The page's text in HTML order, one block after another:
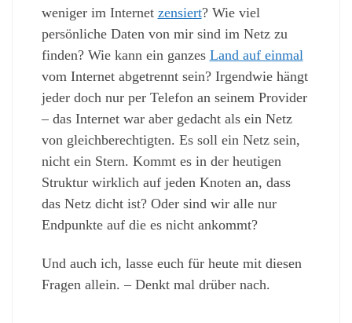
weniger im Internet zensiert? Wie viel
persönliche Daten von mir sind im Netz zu
finden? Wie kann ein ganzes Land auf einmal
vom Internet abgetrennt sein? Irgendwie hängt
jeder doch nur per Telefon an seinem Provider
– das Internet war aber gedacht als ein Netz
von gleichberechtigten. Es soll ein Netz sein,
nicht ein Stern. Kommt es in der heutigen
Struktur wirklich auf jeden Knoten an, dass
das Netz dicht ist? Oder sind wir alle nur
Endpunkte auf die es nicht ankommt?
Und auch ich, lasse euch für heute mit diesen
Fragen allein. – Denkt mal drüber nach.